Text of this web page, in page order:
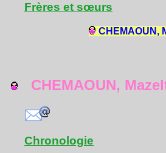
Frères et sœurs
CHEMAOUN,
CHEMAOUN,
Chronologie